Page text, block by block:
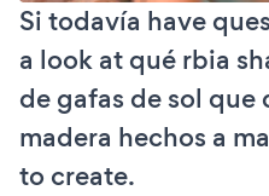
Si todavía have
a look at qué rbia
de gafas de sol que
madera hechos a
to create.